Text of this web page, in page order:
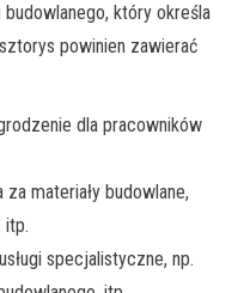
który określa
powinien zawierać
dla pracowników
materiały budowlane,
itp.
specjalistyczne, np.